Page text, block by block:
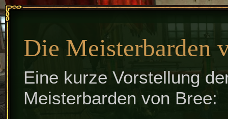
Die Meisterbarden
Eine kurze Vorstellung
Meisterbarden von Bree: